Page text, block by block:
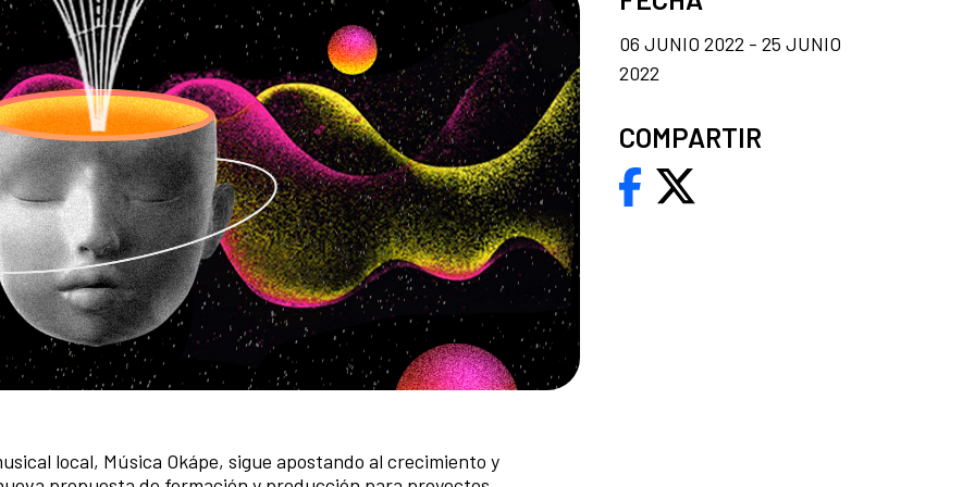
local, Música Okápe, sigue apostando al crecimiento y
06 JUNIO 2022 - 25 JUNIO
2022
COMPARTIR